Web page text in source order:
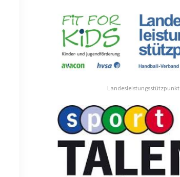
Landesleistungsstützpunkt